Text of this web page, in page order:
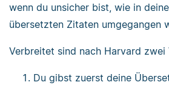
wenn du unsicher bist, wie in
übersetzten Zitaten umgegangen
Verbreitet sind nach Harvard zwei
Du gibst zuerst deine